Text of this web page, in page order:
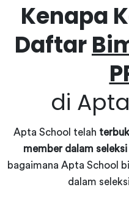
Kenapa
Daftar
di
Apta School telah
member dalam
bagaimana Apta School
dalam